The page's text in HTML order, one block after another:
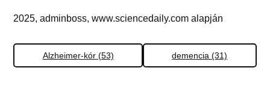
2025, adminboss, www.sciencedaily.com alapján
Alzheimer-kór (53) demencia (31)